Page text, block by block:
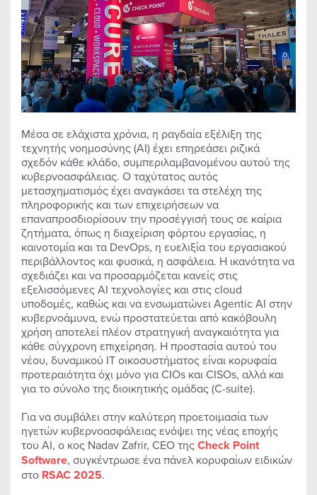
Μέσα σε ελάχιστα χρόνια, η ραγδαία εξέλιξη της
τεχνητής νοημοσύνης (AI) έχει επηρεάσει ριζικά
σχεδόν κάθε κλάδο, συμπεριλαμβανομένου αυτού της
κυβερνοασφάλειας. Ο ταχύτατος αυτός
μετασχηματισμός έχει αναγκάσει τα στελέχη της
πληροφορικής και των επιχειρήσεων να
επαναπροσδιορίσουν την προσέγγισή τους σε καίρια
ζητήματα, όπως η διαχείριση φόρτου εργασίας, η
καινοτομία και τα DevOps, η ευελιξία του εργασιακού
περιβάλλοντος και φυσικά, η ασφάλεια. Η ικανότητα να
σχεδιάζει και να προσαρμόζεται κανείς στις
εξελισσόμενες AI τεχνολογίες και στις cloud
υποδομές, καθώς και να ενσωματώνει Agentic AI στην
κυβερνοάμυνα, ενώ προστατεύεται από κακόβουλη
χρήση αποτελεί πλέον στρατηγική αναγκαιότητα για
κάθε σύγχρονη επιχείρηση. Η προστασία αυτού του
νέου, δυναμικού IT οικοσυστήματος είναι κορυφαία
προτεραιότητα όχι μόνο για CIOs και CISOs, αλλά και
για το σύνολο της διοικητικής ομάδας (C-suite).
Για να συμβάλει στην καλύτερη προετοιμασία των
ηγετών κυβερνοασφάλειας ενόψει της νέας εποχής
του AI, ο κος Nadav Zafrir, CEO τηςCheck Point
Software, συγκέντρωσε ένα πάνελ κορυφαίων ειδικών
στο RSAC2025.